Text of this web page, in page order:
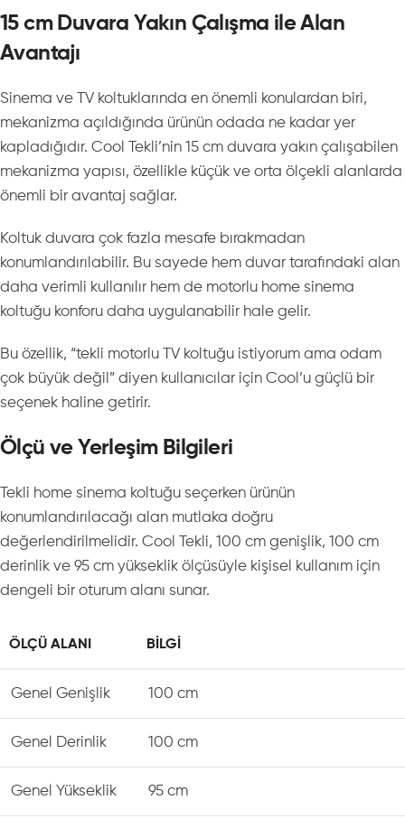
15 cm Duvara Yakın Çalışma ile Alan
Avantajı
Sinema ve TV koltuklarında en önemli konulardan biri,
mekanizma açıldığında ürünün odada ne kadar yer
kapladığıdır. Cool Tekli’nin 15 cm duvara yakın çalışabilen
mekanizma yapısı, özellikle küçük ve orta ölçekli alanlarda
önemli bir avantaj sağlar.
Koltuk duvara çok fazla mesafe bırakmadan
konumlandırılabilir. Bu sayede hem duvar tarafındaki alan
daha verimli kullanılır hem de motorlu home sinema
koltuğu konforu daha uygulanabilir hale gelir.
Bu özellik, “tekli motorlu TV koltuğu istiyorum ama odam
çok büyük değil” diyen kullanıcılar için Cool’u güçlü bir
seçenek haline getirir.
Ölçü ve Yerleşim Bilgileri
Tekli home sinema koltuğu seçerken ürünün
konumlandırılacağı alan mutlaka doğru
değerlendirilmelidir. Cool Tekli, 100 cm genişlik, 100 cm
derinlik ve 95 cm yükseklik ölçüsüyle kişisel kullanım için
dengeli bir oturum alanı sunar.
ÖLÇÜ ALANI BILGI
Genel Genişlik 100 cm
Genel Derinlik 100 cm
Genel Yükseklik 95 cm